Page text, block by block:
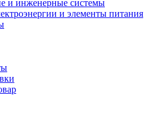
и инженерные системы
и элементы питания